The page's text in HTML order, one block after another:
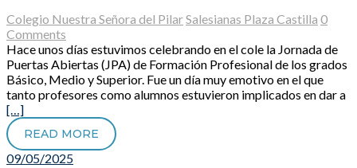
Colegio Nuestra Señora del PilarSalesianas Plaza Castilla 0
Comments
Hace unos días estuvimos celebrando en el cole la Jornada de
Puertas Abiertas (JPA) de Formación Profesional de los grados
Básico, Medio y Superior. Fue un día muy emotivo en el que
tanto profesores como alumnos estuvieron implicados en dar a
[…]
READ MORE
09/05/2025